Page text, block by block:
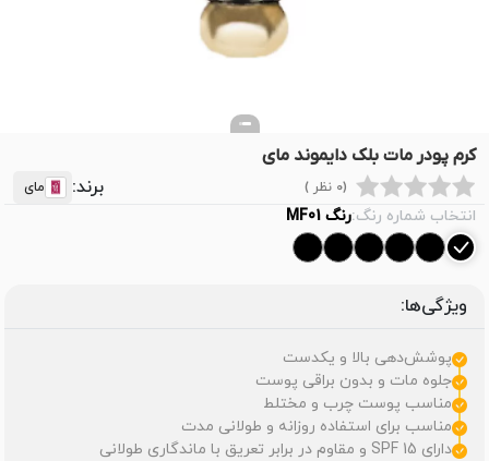
کرم پودر مات بلک دایموند مای
(0 نظر ) برند: مای
انتخاب شماره رنگ:رنگ MF01
ویژگی‌ها:
پوشش‌دهی بالا و یکدست
جلوه مات و بدون براقی پوست
مناسب پوست چرب و مختلط
مناسب برای استفاده روزانه و طولانی مدت
دارای SPF 15 و مقاوم در برابر تعریق با ماندگاری طولانی